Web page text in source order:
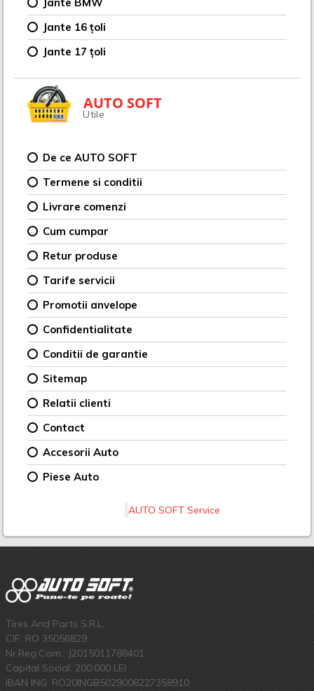
Jante 16 țoli
Jante 17 țoli
AUTO SOFT
Utile
De ce AUTO SOFT
Termene si conditii
Livrare comenzi
Cum cumpar
Retur produse
Tarife servicii
Promotii anvelope
Confidentialitate
Conditii de garantie
Sitemap
Relatii clienti
Contact
Accesorii Auto
Piese Auto
AUTO SOFT Service
Tires And Parts S.R.L.
CIF: RO 35056829
Nr.Reg.Com.: J2015011788401
Capital Social: 200.000 LEI
IBAN ING: RO20INGB5029008227358910